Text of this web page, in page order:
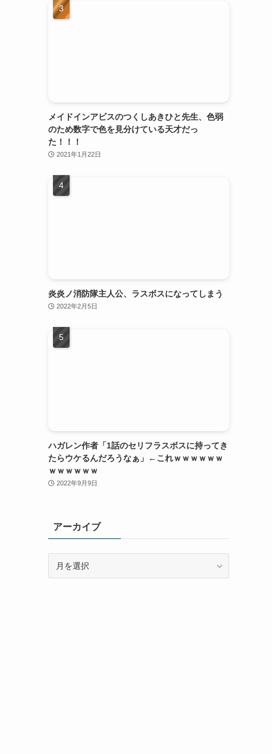
メイドインアビスのつくしあきひと先生、色弱
のため数字で色を見分けている天才だっ
た！！！
2021年1月22日
炎炎ノ消防隊主人公、ラスボスになってしまう
2022年2月5日
ハガレン作者「1話のセリフラスボスに持ってき
たらウケるんだろうなぁ」←これｗｗｗｗｗｗ
ｗｗｗｗｗｗ
2022年9月9日
アーカイブ